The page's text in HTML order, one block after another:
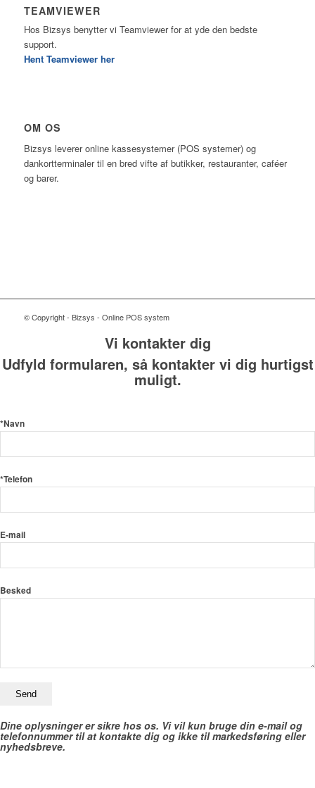
TEAMVIEWER
Hos Bizsys benytter vi Teamviewer for at yde den bedste
support.
Hent Teamviewer her
OM OS
Bizsys leverer online kassesystemer (POS systemer) og
dankortterminaler til en bred vifte af butikker, restauranter, caféer
og barer.
© Copyright - Bizsys - Online POS system
Vi kontakter dig
Udfyld formularen, så kontakter vi dig hurtigst
muligt.
*Navn
*Telefon
E-mail
Besked
Dine oplysninger er sikre hos os. Vi vil kun bruge din e-mail og
telefonnummer til at kontakte dig og ikke til markedsføring eller
nyhedsbreve.